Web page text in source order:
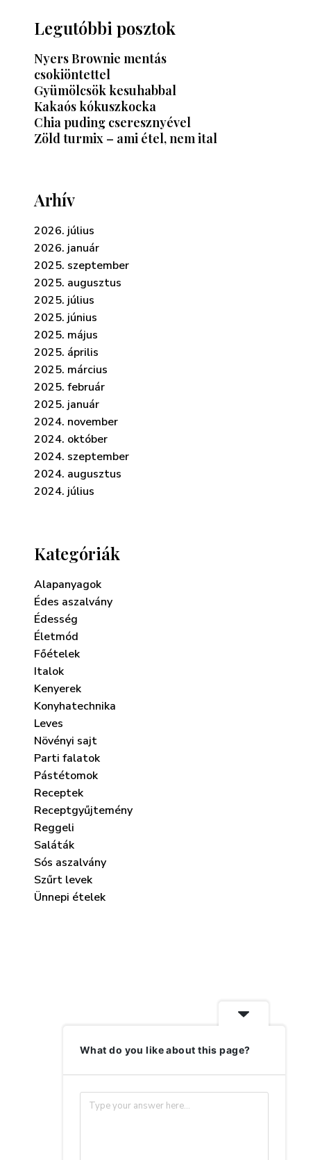
Legutóbbi posztok
Nyers Brownie mentás
csokiöntettel
Gyümölcsök kesuhabbal
Kakaós kókuszkocka
Chia puding cseresznyével
Zöld turmix – ami étel, nem ital
Arhív
2026. július
2026. január
2025. szeptember
2025. augusztus
2025. július
2025. június
2025. május
2025. április
2025. március
2025. február
2025. január
2024. november
2024. október
2024. szeptember
2024. augusztus
2024. július
Kategóriák
Alapanyagok
Édes aszalvány
Édesség
Életmód
Főételek
Italok
Kenyerek
Konyhatechnika
Leves
Növényi sajt
Parti falatok
Pástétomok
Receptek
Receptgyűjtemény
Reggeli
Saláták
Sós aszalvány
Szűrt levek
Ünnepi ételek
What do you like about this page?